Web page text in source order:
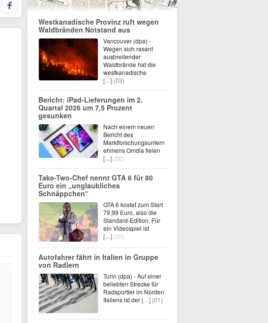
Westkanadische Provinz ruft wegen
Waldbränden Notstand aus
Vancouver (dpa) -
Wegen sich rasant
ausbreitender
Waldbrände hat die
westkanadische
[…] (03)
Bericht: iPad-Lieferungen im 2.
Quartal 2026 um 7,5 Prozent
gesunken
Nach einem neuen
Bericht des
Marktforschungsuntern
ehmens Omdia fielen
[…] (00)
Take-Two-Chef nennt GTA 6 für 80
Euro ein „unglaubliches
Schnäppchen“
GTA 6 kostet zum Start
79,99 Euro, also die
Standard-Edition. Für
ein Videospiel ist
[…] (00)
Autofahrer fährt in Italien in Gruppe
von Radlern
Turin (dpa) - Auf einer
beliebten Strecke für
Radsportler im Norden
Italiens ist der[…] (01)